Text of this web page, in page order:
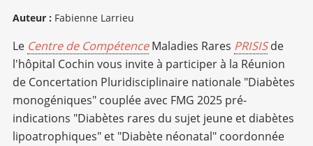
Auteur : Fabienne Larrieu
Le Centre de CompétenceMaladies Rares PRISISde
l'hôpital Cochin vous invite à participer à la Réunion
de Concertation Pluridisciplinaire nationale "Diabètes
monogéniques" couplée avec FMG 2025 pré-
indications "Diabètes rares du sujet jeune et diabètes
lipoatrophiques" et "Diabète néonatal" coordonnée